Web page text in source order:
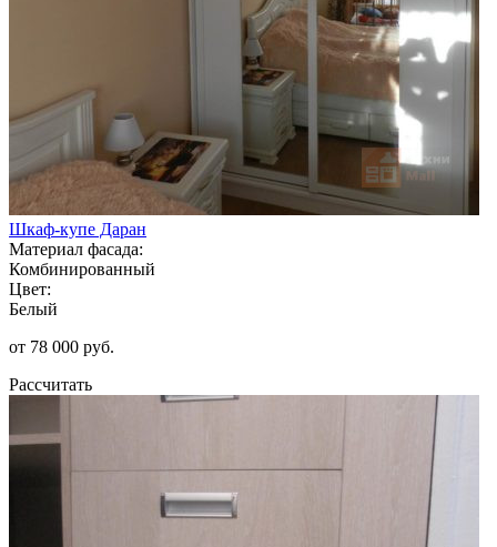
Шкаф-купе Даран
Материал фасада:
Комбинированный
Цвет:
Белый
от 78 000 руб.
Рассчитать